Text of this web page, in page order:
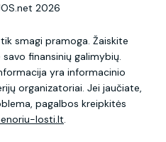
2026
smagi pramoga. Žaiskite
finansinių galimybių.
yra informacinio
organizatoriai. Jei jaučiate,
pagalbos kreipkitės
losti.lt